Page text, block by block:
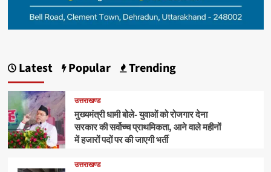
Latest Popular Trending
उत्तराखण्ड
मुख्यमंत्री धामी बोले- युवाओं को रोजगार देना
सरकार की सर्वोच्च प्राथमिकता, आने वाले महीनों
में हजारों पदों पर की जाएगी भर्ती
उत्तराखण्ड